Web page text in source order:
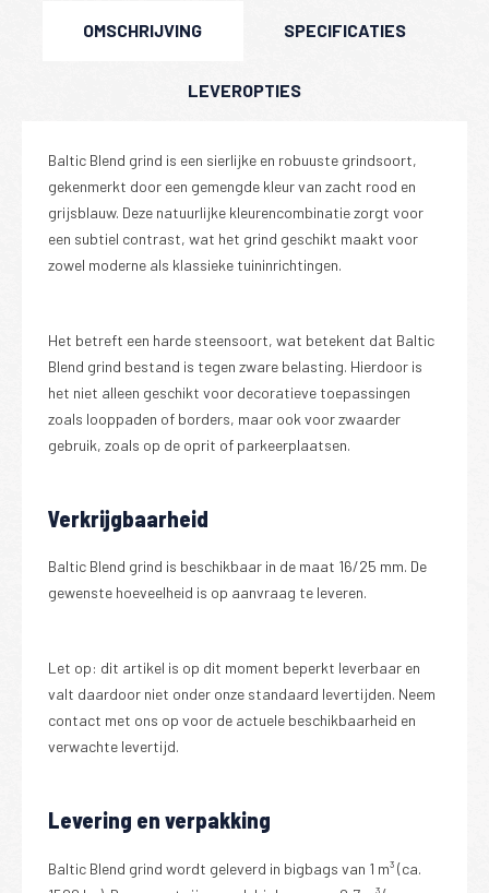
OMSCHRIJVING SPECIFICATIES
LEVEROPTIES
Baltic Blend grind is een sierlijke en robuuste grindsoort,
gekenmerkt door een gemengde kleur van zacht rood en
grijsblauw. Deze natuurlijke kleurencombinatie zorgt voor
een subtiel contrast, wat het grind geschikt maakt voor
zowel moderne als klassieke tuininrichtingen.
Het betreft een harde steensoort, wat betekent dat Baltic
Blend grind bestand is tegen zware belasting. Hierdoor is
het niet alleen geschikt voor decoratieve toepassingen
zoals looppaden of borders, maar ook voor zwaarder
gebruik, zoals op de oprit of parkeerplaatsen.
Verkrijgbaarheid
Baltic Blend grind is beschikbaar in de maat 16/25 mm. De
gewenste hoeveelheid is op aanvraag te leveren.
Let op: dit artikel is op dit moment beperkt leverbaar en
valt daardoor niet onder onze standaard levertijden. Neem
contact met ons op voor de actuele beschikbaarheid en
verwachte levertijd.
Levering en verpakking
Baltic Blend grind wordt geleverd in bigbags van 1 m³ (ca.